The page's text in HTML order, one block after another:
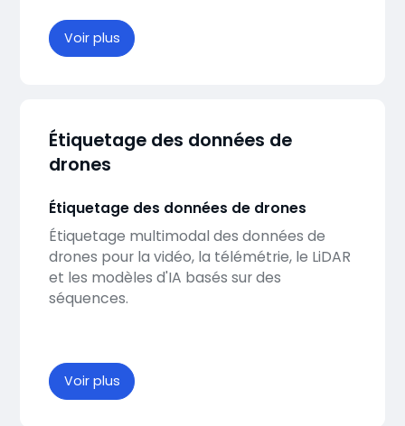
Voir plus
Étiquetage des données de
drones
Étiquetage des données de drones
Étiquetage multimodal des données de
drones pour la vidéo, la télémétrie, le LiDAR
et les modèles d'IA basés sur des
séquences.
Voir plus